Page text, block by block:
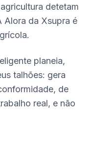
detetam
Alora da Xsupra é
planeia,
talhões: gera
de
real, e não